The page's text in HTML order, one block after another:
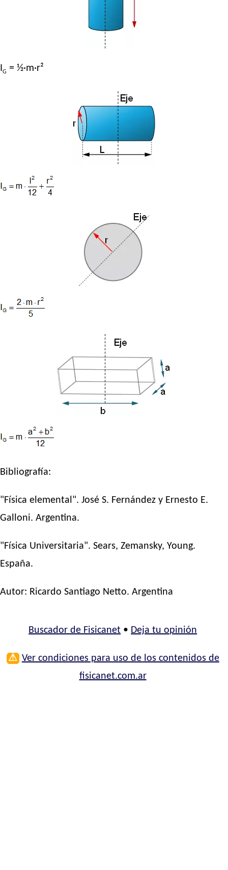
G = ½·m·r²
Bibliografía:
"Física elemental". José S. Fernández y Ernesto E.
Galloni. Argentina.
"Física Universitaria". Sears, Zemansky, Young.
España.
Autor: Ricardo Santiago Netto. Argentina
Buscador de Fisicanet • Deja tu opinión
⚠ Ver condiciones para uso de los contenidos de
fisicanet.com.ar